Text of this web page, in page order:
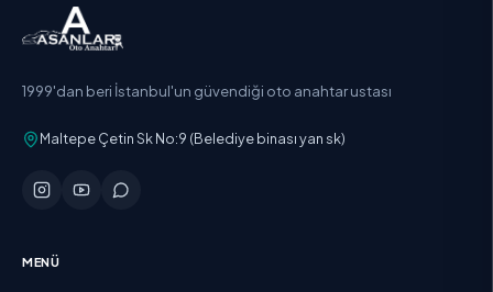
1999'dan beri İstanbul'un güvendiği oto anahtar ustası
Maltepe Çetin Sk No:9 (Belediye binası yan sk)
MENÜ